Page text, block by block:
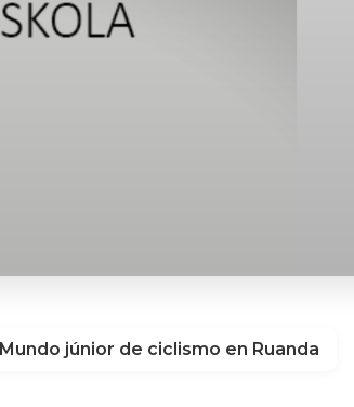
júnior de ciclismo en Ruanda